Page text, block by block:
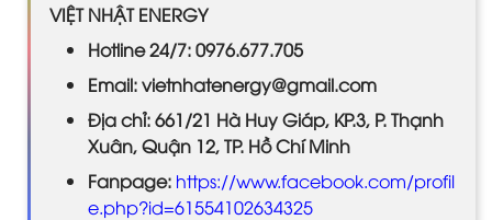
VIỆT NHẬT ENERGY
Hotline 24/7: 0976.677.705
Email: vietnhatenergy@gmail.com
Địa chỉ: 661/21 Hà Huy Giáp, KP.3, P. Thạnh
Xuân, Quận 12, TP. Hồ Chí Minh
Fanpage: https://www.facebook.com/profil
e.php?id=61554102634325